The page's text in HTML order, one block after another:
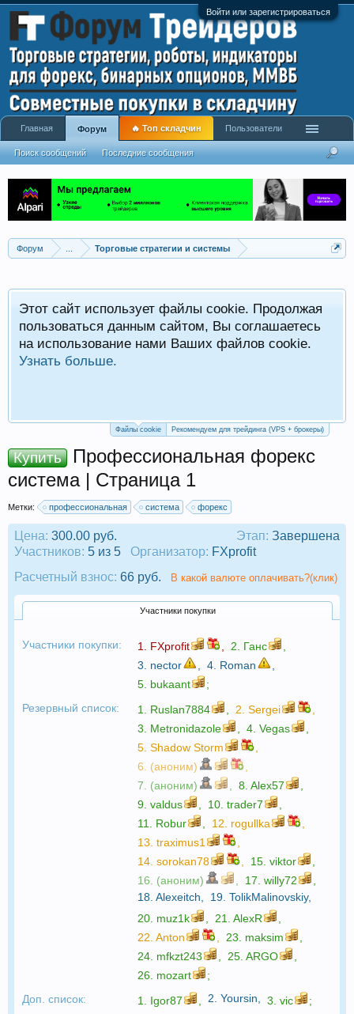
Войти или зарегистрироваться
Форум Торговые стратегии и системы
Этот сайт использует файлы cookie. Продолжая
пользоваться данным сайтом, Вы соглашаетесь
на использование нами Ваших файлов cookie.
Узнать больше.
Файлы cookie Рекомендуем для трейдинга (VPS + брокеры)
Купить
Профессиональная форекс
система | Страница 1
Метки: профессиональная система форекс
Этап: Завершена
Цена: 300.00 руб.
Участников: 5 из 5 Организатор: FXprofit
Расчетный взнос: 66 руб. В какой валюте оплачивать?(клик)
Участники покупки
Участники покупки: 1. FXprofit 2. Ганс
3. nector 4. Roman
5. bukaant
;
Резервный список:
1. Ruslan7884 2. Sergei
3. Metronidazole 4. Vegas
5. Shadow Storm
6. (аноним)
7. (аноним)
8. Alex57
9. valdus 10. trader7
11. Robur 12. rogullka
13. traximus1
14. sorokan78 15. viktor
16. (аноним)
17. willy72
18. Alexeitch 19. TolikMalinovskiy,
20. muz1k 21. AlexR
22. Anton 23. maksim
24. mfkzt243 25. ARGO
26. mozart
;
Доп. список:
1. Igor87 2. Yoursin 3. vic ;
Главная Форум
Поиск сообщений Последние сообщения
🔥 Топ складчин Пользователи